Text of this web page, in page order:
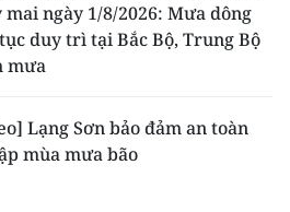
mai ngày 1/8/2026: Mưa dông
duy trì tại Bắc Bộ, Trung Bộ
mưa
Lạng Sơn bảo đảm an toàn
mùa mưa bão